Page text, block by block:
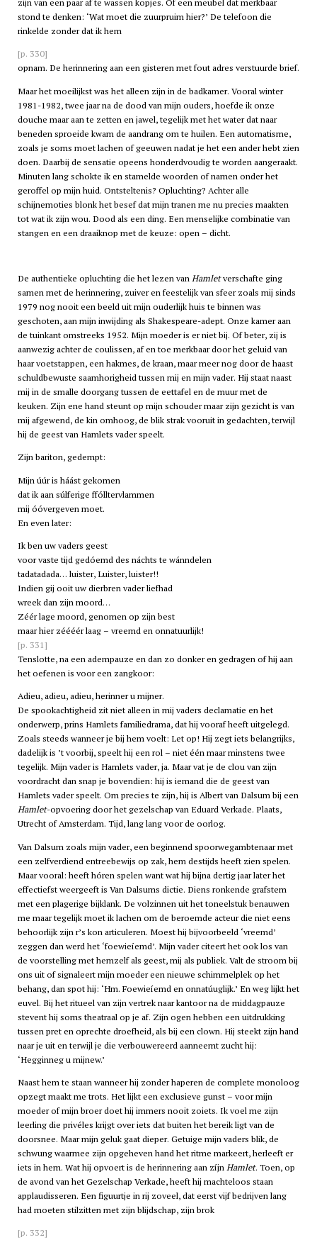
zijn van een paar af te wassen kopjes. Of een meubel dat merkbaar
stond te denken: ‘Wat moet die zuurpruim hier?’ De telefoon die
rinkelde zonder dat ik hem
[p. 330]
opnam. De herinnering aan een gisteren met fout adres verstuurde brief.
Maar het moeilijkst was het alleen zijn in de badkamer. Vooral winter
1981-1982, twee jaar na de dood van mijn ouders, hoefde ik onze
douche maar aan te zetten en jawel, tegelijk met het water dat naar
beneden sproeide kwam de aandrang om te huilen. Een automatisme,
zoals je soms moet lachen of geeuwen nadat je het een ander hebt zien
doen. Daarbij de sensatie opeens honderdvoudig te worden aangeraakt.
Minuten lang schokte ik en stamelde woorden of namen onder het
geroffel op mijn huid. Ontsteltenis? Opluchting? Achter alle
schijnemoties blonk het besef dat mijn tranen me nu precies maakten
tot wat ik zijn wou. Dood als een ding. Een menselijke combinatie van
stangen en een draaiknop met de keuze: open – dicht.
De authentieke opluchting die het lezen vanHamletverschafte ging
samen met de herinnering, zuiver en feestelijk van sfeer zoals mij sinds
1979 nog nooit een beeld uit mijn ouderlijk huis te binnen was
geschoten, aan mijn inwijding als Shakespeare-adept. Onze kamer aan
de tuinkant omstreeks 1952. Mijn moeder is er niet bij. Of beter, zij is
aanwezig achter de coulissen, af en toe merkbaar door het geluid van
haar voetstappen, een hakmes, de kraan, maar meer nog door de haast
schuldbewuste saamhorigheid tussen mij en mijn vader. Hij staat naast
mij in de smalle doorgang tussen de eettafel en de muur met de
keuken. Zijn ene hand steunt op mijn schouder maar zijn gezicht is van
mij afgewend, de kin omhoog, de blik strak vooruit in gedachten, terwijl
hij de geest van Hamlets vader speelt.
Zijn bariton, gedempt:
Mijn úúr is háást gekomen
dat ik aan súlferige ffólltervlammen
mij óóvergeven moet.
En even later:
Ik ben uw vaders geest
voor vaste tijd gedóemd des náchts te wánndelen
tadatadada… luister, Luister,luister!!
Indien gij ooit uw dierbren vader liefhad
wreek dan zijn moord…
Zéér lage moord, genomen op zijn best
maar hier zéééér laag – vreemd en onnatuurlijk!
[p. 331]
Tenslotte, na een adempauze en dan zo donker en gedragen of hij aan
het oefenen is voor een zangkoor:
Adieu, adieu, adieu, herinner u mijner.
De spookachtigheid zit niet alleen in mij vaders declamatie en het
onderwerp, prins Hamlets familiedrama, dat hij vooraf heeft uitgelegd.
Zoals steeds wanneer je bij hem voelt: Let op! Hij zegt iets belangrijks,
dadelijk is ’t voorbij, speelt hij een rol – niet één maar minstens twee
tegelijk. Mijn vader is Hamlets vader, ja. Maar vat je de clou van zijn
voordracht dan snap je bovendien: hij is iemand die de geest van
Hamlets vader speelt. Om precies te zijn, hij is Albert van Dalsum bij een
Hamlet-opvoering door het gezelschap van Eduard Verkade. Plaats,
Utrecht of Amsterdam. Tijd, lang lang voor de oorlog.
Van Dalsum zoals mijn vader, een beginnend spoorwegambtenaar met
een zelfverdiend entreebewijs op zak, hem destijds heeft zien spelen.
Maar vooral: heeft hóren spelen want wat hij bijna dertig jaar later het
effectiefst weergeeft is Van Dalsums dictie. Diens ronkende grafstem
met een plagerige bijklank. De volzinnen uit het toneelstuk benauwen
me maar tegelijk moet ik lachen om de beroemde acteur die niet eens
behoorlijk zijn r’s kon articuleren. Moest hij bijvoorbeeld ‘vreemd’
zeggen dan werd het ‘foewieíemd’. Mijn vader citeert het ook los van
de voorstelling met hemzelf als geest, mij als publiek. Valt de stroom bij
ons uit of signaleert mijn moeder een nieuwe schimmelplek op het
behang, dan spot hij: ‘Hm. Foewieíemd en onnatúuglijk.’ En weg lijkt het
euvel. Bij het ritueel van zijn vertrek naar kantoor na de middagpauze
stevent hij soms theatraal op je af. Zijn ogen hebben een uitdrukking
tussen pret en oprechte droefheid, als bij een clown. Hij steekt zijn hand
naar je uit en terwijl je die verbouwereerd aanneemt zucht hij:
‘Hegginneg u mijnew.’
Naast hem te staan wanneer hij zonder haperen de complete monoloog
opzegt maakt me trots. Het lijkt een exclusieve gunst – voor mijn
moeder of mijn broer doet hij immers nooit zoiets. Ik voel me zijn
leerling die privéles krijgt over iets dat buiten het bereik ligt van de
doorsnee. Maar mijn geluk gaat dieper. Getuige mijn vaders blik, de
schwung waarmee zijn opgeheven hand het ritme markeert, herleeft er
iets in hem. Wat hij opvoert is de herinnering aan zíjnHamlet. Toen, op
de avond van het Gezelschap Verkade, heeft hij machteloos staan
applaudisseren. Een figuurtje in rij zoveel, dat eerst vijf bedrijven lang
had moeten stilzitten met zijn blijdschap, zijn brok
[p. 332]